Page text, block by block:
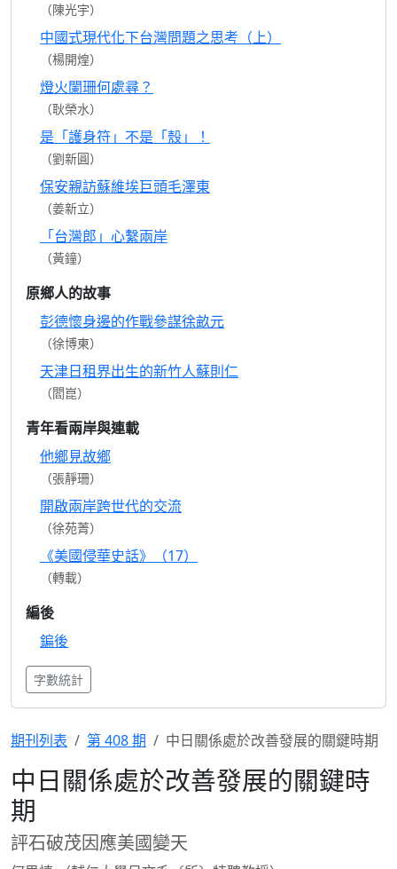
（陳光宇）
中國式現代化下台灣問題之思考（上）
（楊開煌）
燈火闌珊何處尋？
（耿榮水）
是「護身符」不是「殼」！
（劉新圓）
保安親訪蘇維埃巨頭毛澤東
（姜新立）
「台灣郎」心繫兩岸
（黃鐘）
原鄉人的故事
彭德懷身邊的作戰參謀徐畝元
（徐博東）
天津日租界出生的新竹人蘇則仁
（閻崑）
青年看兩岸與連載
他鄉見故鄉
（張靜珊）
開啟兩岸跨世代的交流
（徐苑菁）
《美國侵華史話》（17）
（轉載）
編後
鍽後
字數統計
期刊列表 第 408 期 中日關係處於改善發展的關鍵時期
中日關係處於改善發展的關鍵時
期
評石破茂因應美國變天